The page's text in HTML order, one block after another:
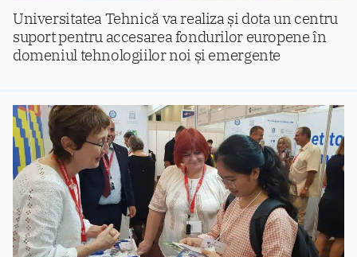
Universitatea Tehnică va realiza și dota un centru
suport pentru accesarea fondurilor europene în
domeniul tehnologiilor noi și emergente